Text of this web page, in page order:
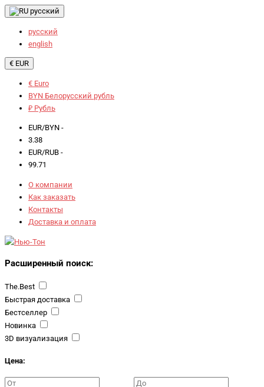
русский
русский
english
€ EUR
€ Euro
BYN Белорусский рубль
₽ Рубль
EUR/BYN -
3.38
EUR/RUB -
99.71
О компании
Как заказать
Контакты
Доставка и оплата
Расширенный поиск:
The.Best
Быстрая доставка
Бестселлер
Новинка
3D визуализация
Цена: